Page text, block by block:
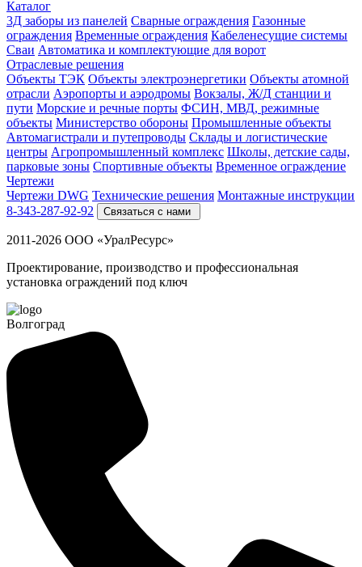
Каталог
3Д заборы из панелей Сварные ограждения Газонные
ограждения Временные ограждения Кабеленесущие системы
Cваи Автоматика и комплектующие для ворот
Отраслевые решения
Объекты ТЭК Объекты электроэнергетики Объекты атомной
отрасли Аэропорты и аэродромы Вокзалы, Ж/Д станции и
пути Морские и речные порты ФСИН, МВД, режимные
объекты Министерство обороны Промышленные объекты
Автомагистрали и путепроводы Склады и логистические
центры Агропромышленный комплекс Школы, детские сады,
парковые зоны Спортивные объекты Временное ограждение
Чертежи
Чертежи DWG Технические решения Монтажные инструкции
8-343-287-92-92
Связаться с нами
2011-2026 ООО «УралРесурс»
Проектирование, производство и профессиональная
установка ограждений под ключ
Волгоград